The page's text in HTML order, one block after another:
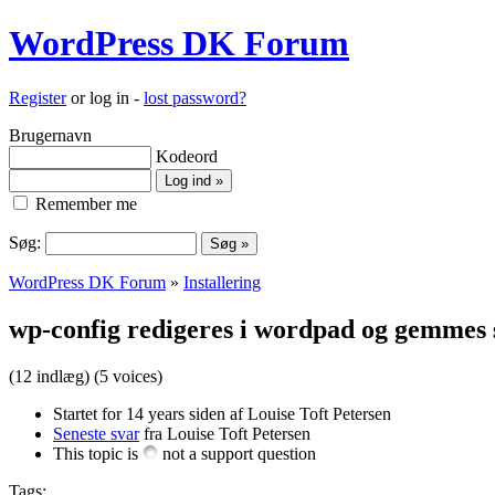
WordPress DK Forum
Registeror log in - lost password?
Brugernavn
Kodeord
Remember me
Søg:
WordPress DK Forum » Installering
wp-config redigeres i wordpad og gemmes
(12 indlæg) (5 voices)
Startet for 14 years siden af Louise Toft Petersen
Seneste svarfra Louise Toft Petersen
This topic is
not a support question
Tags: